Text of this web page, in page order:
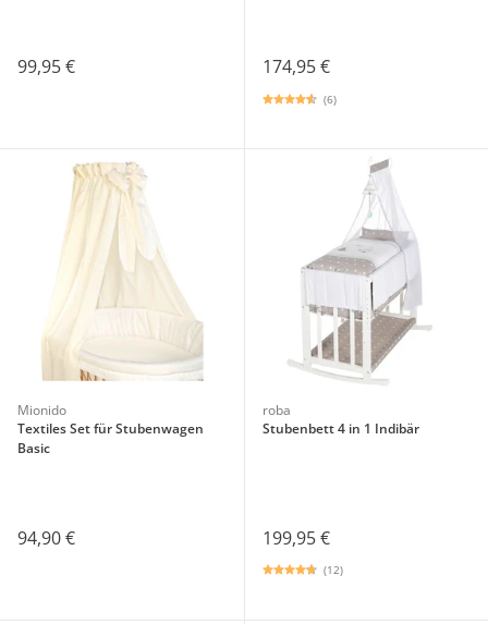
99,95 € 174,95 €
(6)
Mionido
Textiles Set für Stubenwagen
Basic
94,90 €
roba
Stubenbett 4 in 1 Indibär
199,95 €
(12)